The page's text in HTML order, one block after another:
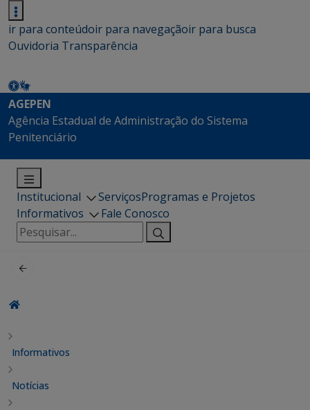
ir para conteúdoir para navegaçãoir para busca
Ouvidoria Transparência
AGEPEN
Agência Estadual de Administração do Sistema
Penitenciário
Institucional ServiçosProgramas e Projetos
Informativos
Fale Conosco
Pesquisar
por:
Informativos
Notícias